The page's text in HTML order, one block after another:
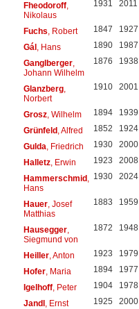
Fheodoroff,
Nikolaus
1931 2011
Fuchs , Robert 1847 1927
Gál, Hans 1890 1987
Ganglberger,
Johann Wilhelm
1876 1938
Glanzberg,
Norbert
1910 2001
Grosz, Wilhelm 1894 1939
Grünfeld, Alfred 1852 1924
Gulda , Friedrich 1930 2000
Halletz, Erwin 1923 2008
Hammerschmid,
Hans
1930 2024
Hauer, Josef
Matthias
1883 1959
Hausegger,
Siegmund von
1872 1948
Heiller, Anton 1923 1979
Hofer, Maria 1894 1977
Igelhoff, Peter 1904 1978
Jandl, Ernst 1925 2000